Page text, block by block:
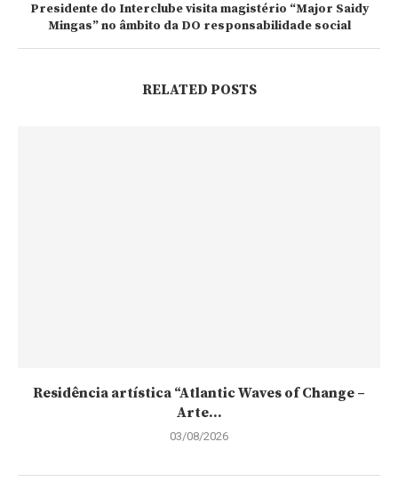
Presidente do Interclube visita magistério “Major Saidy
Mingas” no âmbito da DO responsabilidade social
RELATED POSTS
Residência artística “Atlantic Waves of Change –
Arte...
03/08/2026